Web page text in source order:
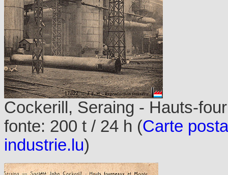
Cockerill, Seraing - Hauts-
fonte: 200 t / 24 h (Carte
industrie.lu)